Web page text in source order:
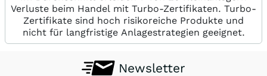
Verluste beim Handel mit Turbo-Zertifikaten. Turbo-
Zertifikate sind hoch risikoreiche Produkte und
nicht für langfristige Anlagestrategien geeignet.
Newsletter